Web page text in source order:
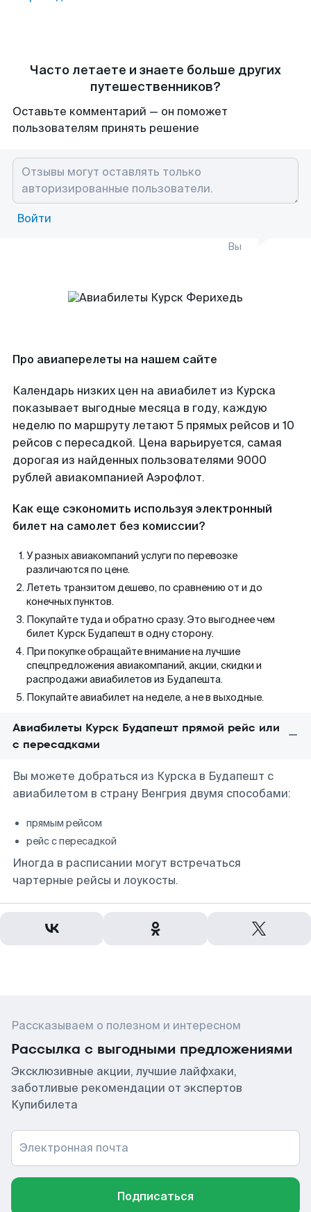
Часто летаете и знаете больше других
путешественников?
Оставьте комментарий — он поможет
пользователям принять решение
Войти
Вы
Про авиаперелеты на нашем сайте
Календарь низких цен на авиабилет из Курска
показывает выгодные месяца в году, каждую
неделю по маршруту летают 5 прямых рейсов и 10
рейсов с пересадкой. Цена варьируется, самая
дорогая из найденных пользователями 9000
рублей авиакомпанией Аэрофлот.
Как еще сэкономить используя электронный
билет на самолет без комиссии?
У разных авиакомпаний услуги по перевозке
различаются по цене.
Лететь транзитом дешево, по сравнению от и до
конечных пунктов.
Покупайте туда и обратно сразу. Это выгоднее чем
билет Курск Будапешт в одну сторону.
При покупке обращайте внимание на лучшие
спецпредложения авиакомпаний, акции, скидки и
распродажи авиабилетов из Будапешта.
Покупайте авиабилет на неделе, а не в выходные.
Авиабилеты Курск Будапешт прямой рейс или
с пересадками
Вы можете добраться из Курска в Будапешт с
авиабилетом в страну Венгрия двумя способами:
прямым рейсом
рейс с пересадкой
Иногда в расписании могут встречаться
чартерные рейсы и лоукосты.
Рассказываем о полезном и интересном
Рассылка с выгодными предложениями
Эксклюзивные акции, лучшие лайфхаки,
заботливые рекомендации от экспертов
Купибилета
Электронная почта
Подписаться